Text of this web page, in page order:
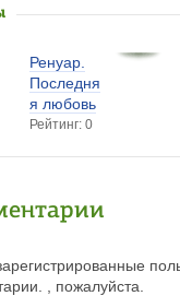
Ренуар.
Последня
я любовь
Рейтинг: 0
, пожалуйста.